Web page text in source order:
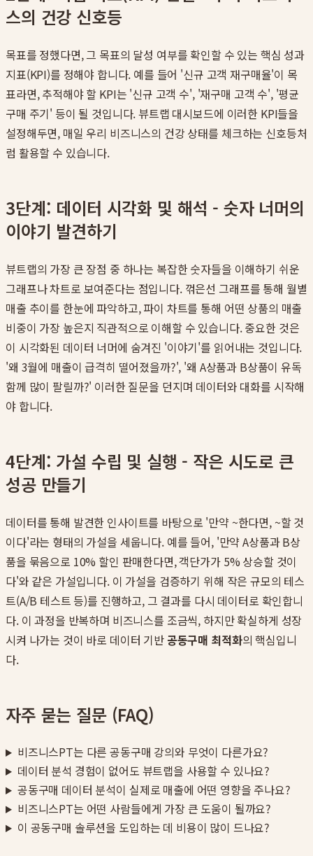
스의 건강 신호등
목표를 정했다면, 그 목표의 달성 여부를 확인할 수 있는 핵심 성과
지표(KPI)를 정해야 합니다. 예를 들어 '신규 고객 재구매율'이 목
표라면, 추적해야 할 KPI는 '신규 고객 수', '재구매 고객 수', '평균
구매 주기' 등이 될 것입니다. 뷰트랩 대시보드에 이러한 KPI들을
설정해두면, 매일 우리 비즈니스의 건강 상태를 체크하는 신호등처
럼 활용할 수 있습니다.
3단계: 데이터 시각화 및 해석 - 숫자 너머의
이야기 발견하기
뷰트랩의 가장 큰 장점 중 하나는 복잡한 숫자들을 이해하기 쉬운
그래프나 차트로 보여준다는 점입니다. 꺾은선 그래프를 통해 월별
매출 추이를 한눈에 파악하고, 파이 차트를 통해 어떤 상품의 매출
비중이 가장 높은지 직관적으로 이해할 수 있습니다. 중요한 것은
이 시각화된 데이터 너머에 숨겨진 '이야기'를 읽어내는 것입니다.
'왜 3월에 매출이 급격히 떨어졌을까?', '왜 A상품과 B상품이 유독
함께 많이 팔릴까?' 이러한 질문을 던지며 데이터와 대화를 시작해
야 합니다.
4단계: 가설 수립 및 실행 - 작은 시도로 큰
성공 만들기
데이터를 통해 발견한 인사이트를 바탕으로 '만약 ~한다면, ~할 것
이다'라는 형태의 가설을 세웁니다. 예를 들어, '만약 A상품과 B상
품을 묶음으로 10% 할인 판매한다면, 객단가가 5% 상승할 것이
다'와 같은 가설입니다. 이 가설을 검증하기 위해 작은 규모의 테스
트(A/B 테스트 등)를 진행하고, 그 결과를 다시 데이터로 확인합니
다. 이 과정을 반복하며 비즈니스를 조금씩, 하지만 확실하게 성장
시켜 나가는 것이 바로 데이터 기반 공동구매 최적화의 핵심입니
다.
자주 묻는 질문 (FAQ)
비즈니스PT는 다른 공동구매 강의와 무엇이 다른가요?
데이터 분석 경험이 없어도 뷰트랩을 사용할 수 있나요?
공동구매 데이터 분석이 실제로 매출에 어떤 영향을 주나요?
비즈니스PT는 어떤 사람들에게 가장 큰 도움이 될까요?
이 공동구매 솔루션을 도입하는 데 비용이 많이 드나요?